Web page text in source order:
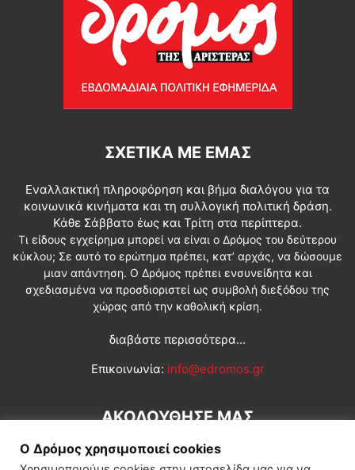
ΣΧΕΤΙΚΆ ΜΕ ΕΜΆΣ
Εναλλακτική πληροφόρηση και βήμα διαλόγου για τα
κοινωνικά κινήματα και τη συλλογική πολιτική δράση.
Κάθε Σάββατο έως και Τρίτη στα περίπτερα.
Τι είδους εγχείρημα μπορεί να είναι ο Δρόμος του δεύτερου
κύκλου; Σε αυτό το ερώτημα πρέπει, κατ’ αρχάς, να δώσουμε
μιαν απάντηση. Ο Δρόμος πρέπει ενσυνείδητα και
σχεδιασμένα να προσδιοριστεί ως συμβολή διεξόδου της
χώρας από την καθολική κρίση.
διαβάστε περισσότερα...
Επικοινωνία: info@edromos.gr
ΑΚΟΛΟΥΘΗΣΕ ΜΑΣ
Ο Δρόμος χρησιμοποιεί cookies